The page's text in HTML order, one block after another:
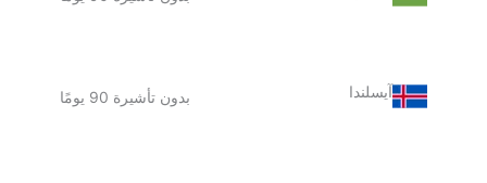
آيسلندا بدون تأشيرة 90 يومًا